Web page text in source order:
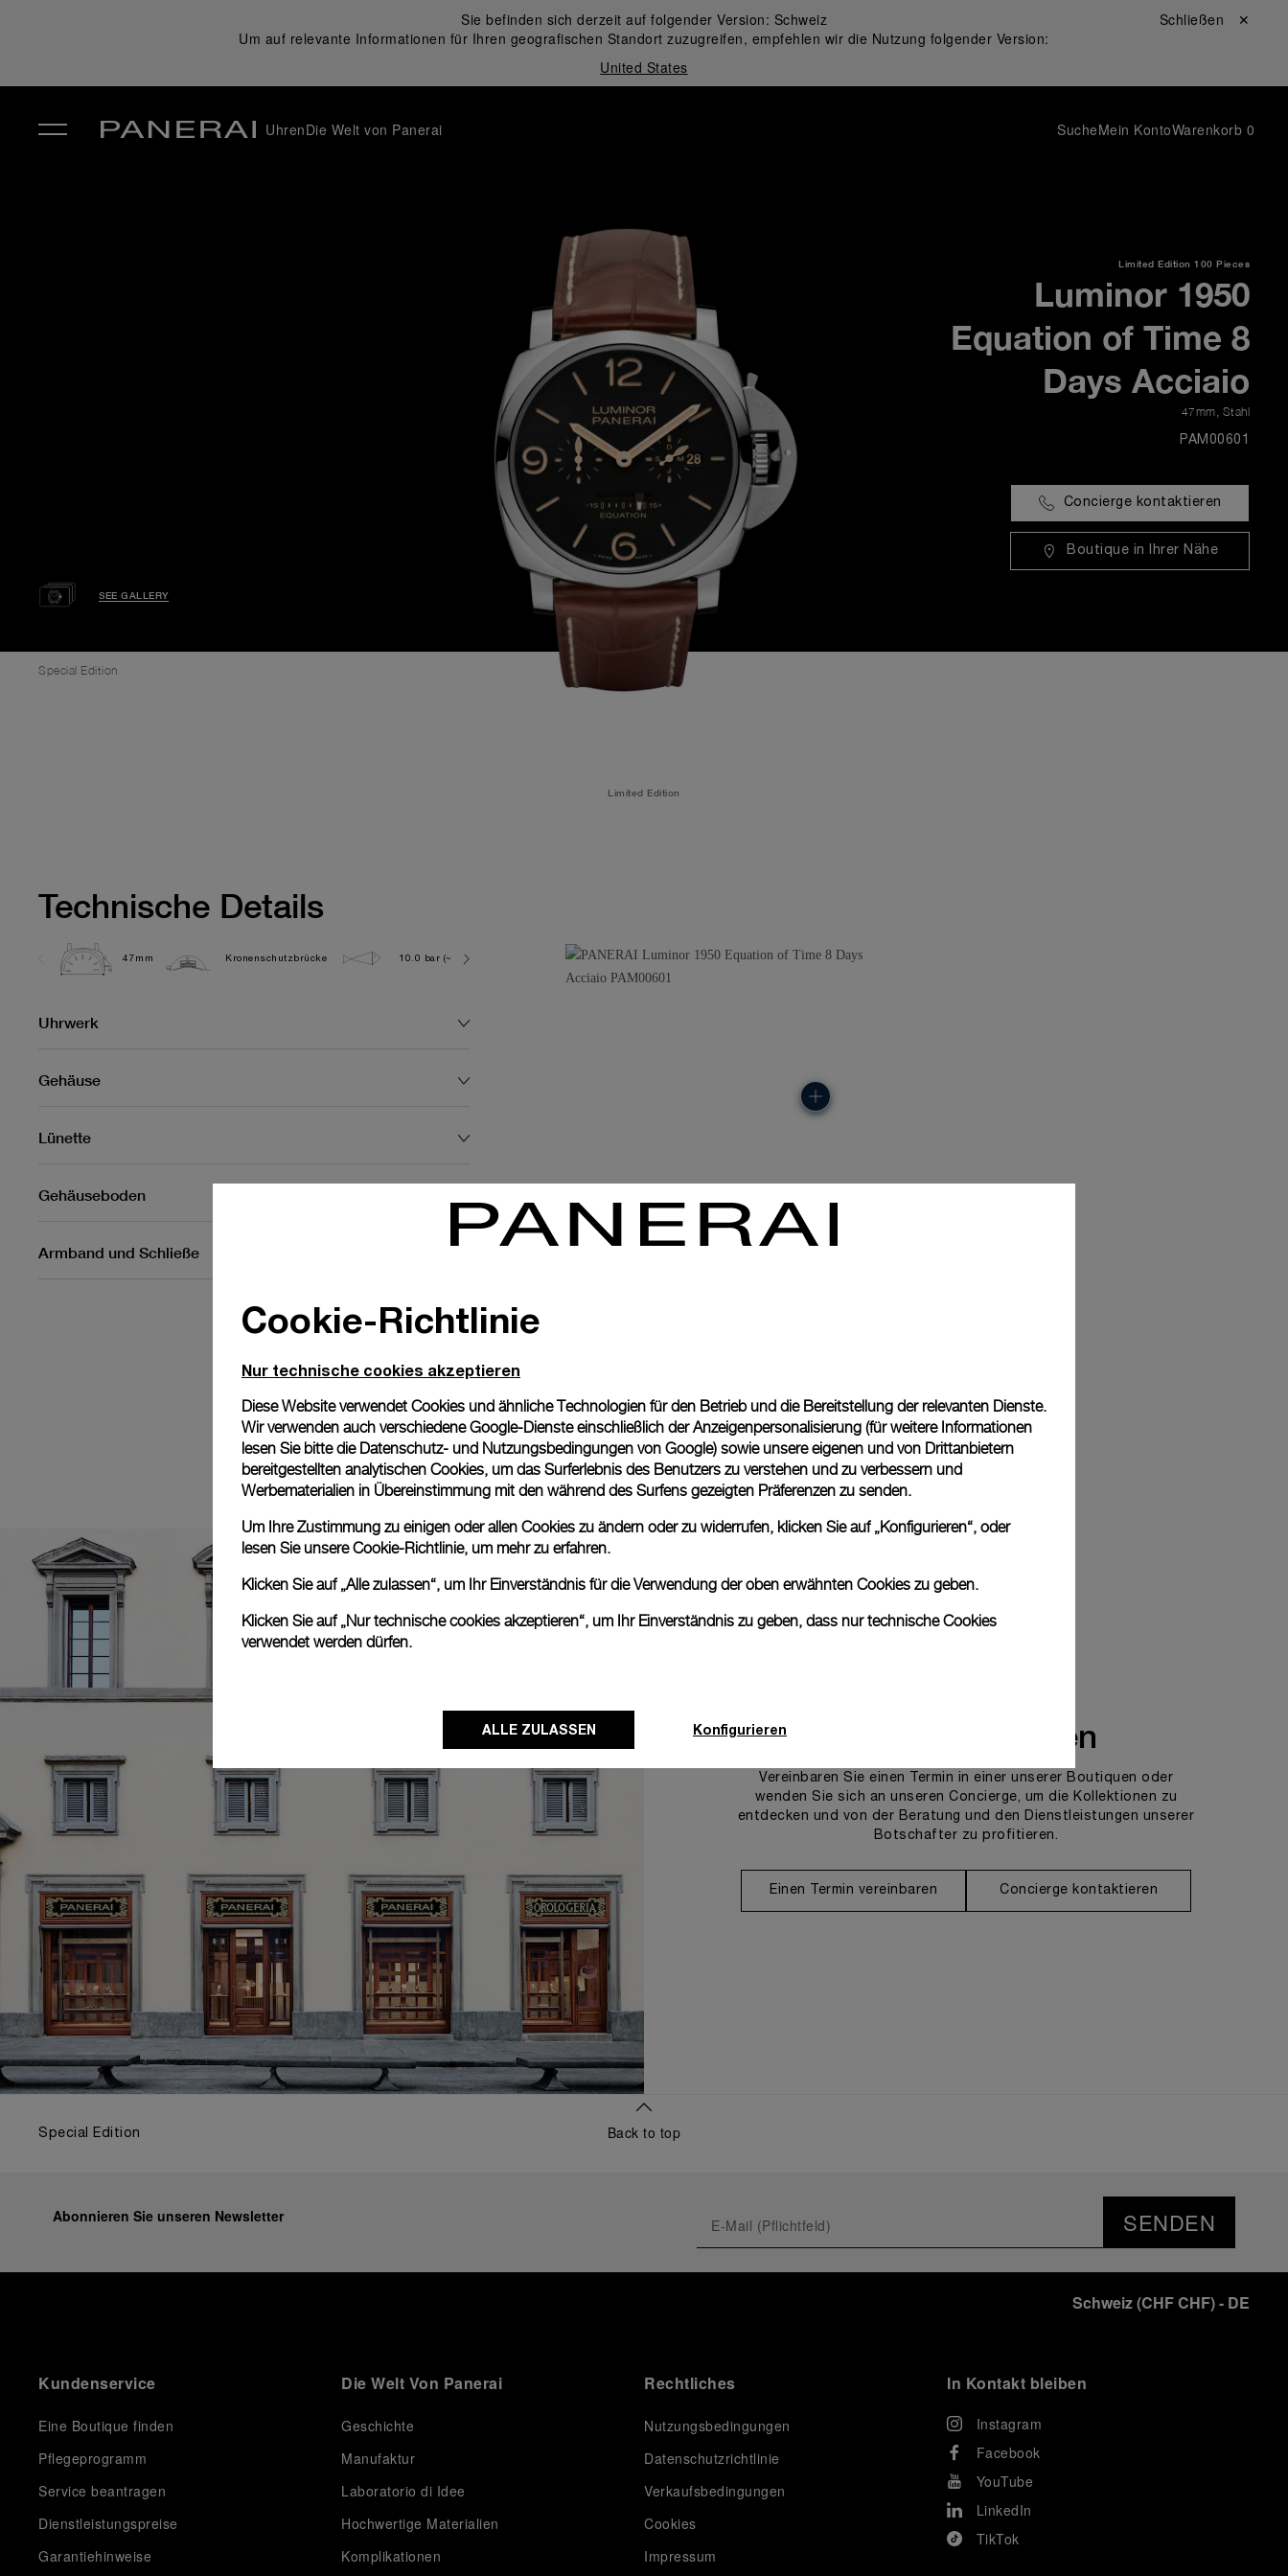
Sie befinden sich derzeit auf folgender Version: Schweiz
Um auf relevante Informationen für Ihren geografischen Standort zuzugreifen, empfehlen wir die Nutzung folgender Version:
United States
Schließen ✕
UhrenDie Welt von Panerai SucheMein KontoWarenkorb 0
SEE GALLERY
Limited Edition 100 Pieces
Luminor 1950
Equation of Time 8
Days Acciaio
47mm, Stahl
PAM00601
Concierge kontaktieren
Boutique in Ihrer Nähe
Special Edition
Limited Edition
Technische Details
47mm Kronenschutzbrücke 10.0 bar (~100.0 metres) P2002/E 177.0G
Uhrwerk
Gehäuse
Lünette
Gehäuseboden
Armband und Schließe
Uns kontaktieren
Vereinbaren Sie einen Termin in einer unserer Boutiquen oder
wenden Sie sich an unseren Concierge, um die Kollektionen zu
entdecken und von der Beratung und den Dienstleistungen unserer
Botschafter zu profitieren.
Einen Termin vereinbaren Concierge kontaktieren
Special Edition Back to top
Abonnieren Sie unseren Newsletter SENDEN
Schweiz(CHF CHF)- DE
Kundenservice
Eine Boutique finden
Pflegeprogramm
Service beantragen
Dienstleistungspreise
Garantiehinweise
Die Welt Von Panerai
Geschichte
Manufaktur
Laboratorio di Idee
Hochwertige Materialien
Komplikationen
Rechtliches
Nutzungsbedingungen
Datenschutzrichtlinie
Verkaufsbedingungen
Cookies
Impressum
In Kontakt bleiben
Instagram
Facebook
YouTube
LinkedIn
TikTok
Cookie-Richtlinie
Nur technische cookies akzeptieren
Diese Website verwendet Cookies und ähnliche Technologien für den Betrieb und die Bereitstellung der relevanten Dienste.
Wir verwenden auch verschiedene Google-Dienste einschließlich der Anzeigenpersonalisierung (für weitere Informationen
lesen Sie bitte die Datenschutz- und Nutzungsbedingungen von Google) sowie unsere eigenen und von Drittanbietern
bereitgestellten analytischen Cookies, um das Surferlebnis des Benutzers zu verstehen und zu verbessern und
Werbematerialien in Übereinstimmung mit den während des Surfens gezeigten Präferenzen zu senden.
Um Ihre Zustimmung zu einigen oder allen Cookies zu ändern oder zu widerrufen, klicken Sie auf „Konfigurieren“, oder
lesen Sie unsereCookie-Richtlinie, um mehr zu erfahren.
Klicken Sie auf „Alle zulassen“, um Ihr Einverständnis für die Verwendung der oben erwähnten Cookies zu geben.
Klicken Sie auf „Nur technische cookies akzeptieren“, um Ihr Einverständnis zu geben, dass nur technische Cookies
verwendet werden dürfen.
ALLE ZULASSEN Konfigurieren